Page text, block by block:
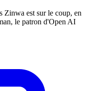
est sur le coup, en
le patron d'Open AI